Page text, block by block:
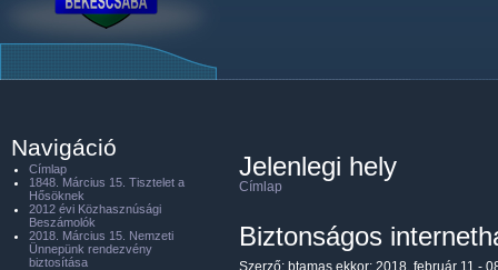
Jelenlegi hely
Címlap
Biztonságos
Szerző: btamas ekkor: 2018, február 11 -
Navigáció
Címlap
1848. Március 15. Tisztelet a
Hősöknek
2012 évi Közhasznúsági
Beszámolók
2018. Március 15. Nemzeti
Ünnepünk rendezvény
biztosítása